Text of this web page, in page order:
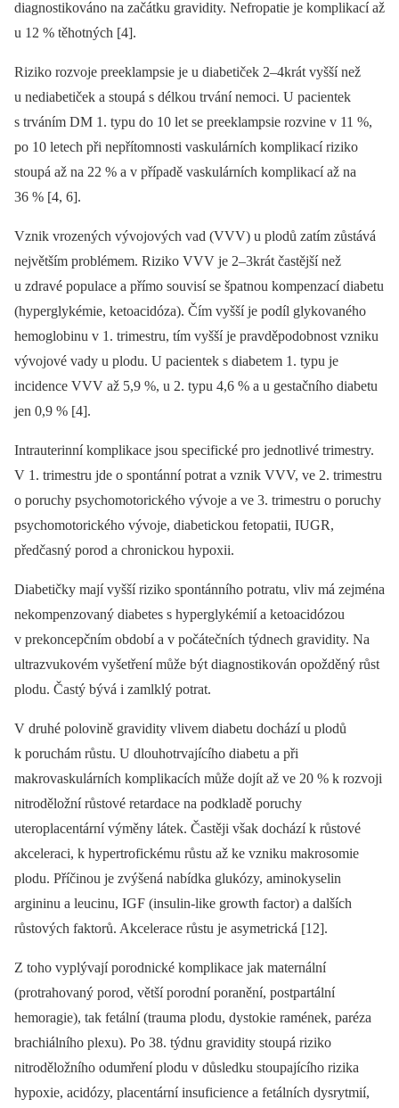
diagnostikováno na začátku gravidity. Nefropatie je komplikací až
u 12 % těhotných [4].
Riziko rozvoje preeklampsie je u diabetiček 2–4krát vyšší než
u nediabetiček a stoupá s délkou trvání nemoci. U pacientek
s trváním DM 1. typu do 10 let se preeklampsie rozvine v 11 %,
po 10 letech při nepřítomnosti vaskulárních komplikací riziko
stoupá až na 22 % a v případě vaskulárních komplikací až na
36 % [4, 6].
Vznik vrozených vývojových vad (VVV) u plodů zatím zůstává
největším problémem. Riziko VVV je 2–3krát častější než
u zdravé populace a přímo souvisí se špatnou kompenzací diabetu
(hyperglykémie, ketoacidóza). Čím vyšší je podíl glykovaného
hemoglobinu v 1. trimestru, tím vyšší je pravděpodobnost vzniku
vývojové vady u plodu. U pacientek s diabetem 1. typu je
incidence VVV až 5,9 %, u 2. typu 4,6 % a u gestačního diabetu
jen 0,9 % [4].
Intrauterinní komplikace jsou specifické pro jednotlivé trimestry.
V 1. trimestru jde o spontánní potrat a vznik VVV, ve 2. trimestru
o poruchy psychomotorického vývoje a ve 3. trimestru o poruchy
psychomotorického vývoje, diabetickou fetopatii, IUGR,
předčasný porod a chronickou hypoxii.
Diabetičky mají vyšší riziko spontánního potratu, vliv má zejména
nekompenzovaný diabetes s hyperglykémií a ketoacidózou
v prekoncepčním období a v počátečních týdnech gravidity. Na
ultrazvukovém vyšetření může být diagnostikován opožděný růst
plodu. Častý bývá i zamlklý potrat.
V druhé polovině gravidity vlivem diabetu dochází u plodů
k poruchám růstu. U dlouhotrvajícího diabetu a při
makrovaskulárních komplikacích může dojít až ve 20 % k rozvoji
nitroděložní růstové retardace na podkladě poruchy
uteroplacentární výměny látek. Častěji však dochází k růstové
akceleraci, k hypertrofickému růstu až ke vzniku makrosomie
plodu. Příčinou je zvýšená nabídka glukózy, aminokyselin
argininu a leucinu, IGF (insulin-like growth factor) a dalších
růstových faktorů. Akcelerace růstu je asymetrická [12].
Z toho vyplývají porodnické komplikace jak maternální
(protrahovaný porod, větší porodní poranění, postpartální
hemoragie), tak fetální (trauma plodu, dystokie ramének, paréza
brachiálního plexu). Po 38. týdnu gravidity stoupá riziko
nitroděložního odumření plodu v důsledku stoupajícího rizika
hypoxie, acidózy, placentární insuficience a fetálních dysrytmií,